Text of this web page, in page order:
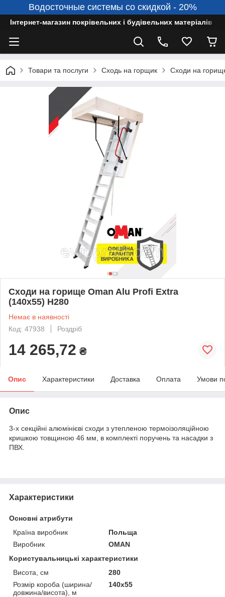
Водосточные системы со скидкой - 20%
Інтернет-магазин покрівельних і будівельних матеріалів
Товари та послуги Сходь на горщик Сходи на
Сходи на горище Oman Alu Profi Extra
(140x55) H280
Немає в наявності
Код: 47938
Роздріб
14 265,72 ₴
Опис Характеристики Доставка Оплата Умови
Опис
3-х секційні алюмінієві сходи з утепленою термоізоляційною
кришкою товщиною 46 мм, в комплекті поручень та насадки з
ПВХ.
Характеристики
Основні атрибути
Країна виробник
Польща
Виробник
OMAN
Користувальницькі характеристики
Висота, см
280
Розмір короба (ширина/
довжина/висота), м
140x55